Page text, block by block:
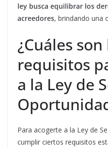
ley busca equilibrar los
acreedores, brindando una
¿Cuáles son
requisitos
a la Ley de
Para acogerte a la Ley de
cumplir ciertos requisitos